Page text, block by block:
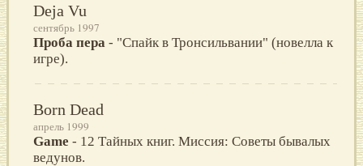
Deja Vu
сентябрь 1997
Проба пера - "Спайк в Тронсильвании" (новелла к
игре).
Born Dead
апрель 1999
Game - 12 Тайных книг. Миссия: Советы бывалых
ведунов.